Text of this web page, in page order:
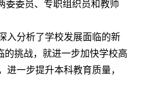
委委员、专职组织员和教师
入分析了学校发展面临的新
挑战，就进一步加快学校高
进一步提升本科教育质量，